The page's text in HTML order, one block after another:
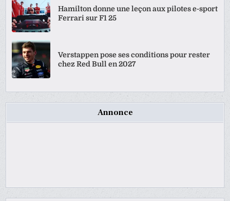
Hamilton donne une leçon aux pilotes e-sport
Ferrari sur F1 25
Verstappen pose ses conditions pour rester
chez Red Bull en 2027
Annonce